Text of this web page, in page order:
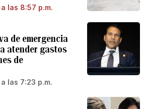
las 8:57 p.m.
de emergencia
atender gastos
de
las 7:23 p.m.